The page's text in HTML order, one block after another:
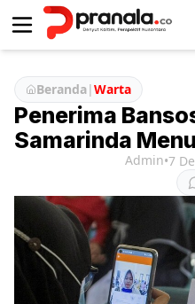
Beranda|Warta
Penerima
Samarinda
Admin•7